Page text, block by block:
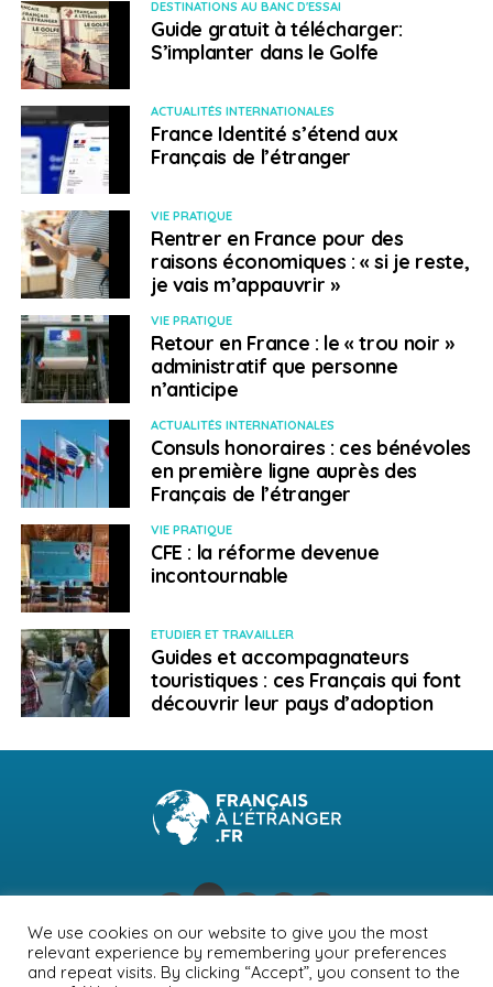
leBénin, le Togo, leGhanaet la Côte d’Ivoiresemblent
avoir, pour l’instant, tourné la page “Covid“. Au
Sénégal, la courbe décroit toujours et la campagne de
vaccination pour la troisième dose de vaccin ne
remporte aucun succès (au Sénégal un peu plus de 6%
de la population est entièrement vaccinée).
baisse enAlgérie , au Maroc et en
. Les
restrictions tombent peu à peu, les frontières rouvrent
et la vie reprend son cours.
LeCentre africain pour le Contrôle et la
Prévention des Maladiesmet régulièrement à
jour les informations disponibles concernant la
pandémie de coronavirus en Afrique,
et les publications du site “Our World in
Data“
, dirigées par l’Université d’Oxford et
rédigées par Max Roser (historien social et
économiste du développement) fournissent des
indications sur le taux de vaccination par
continent, puis par pays.
Amériques
Le taux d’incidence est stable au Canada et la
couverture vaccinale anti Covid étant très élevée, les
du masque dans de nombreux endroits publics n’est
plus obligatoire et les conditions de quarantaines pour
les voyageurs ou les personnes testées positives ont
les provinces, sont détaillées sur le site du
gouvernement Canadien
AuxÉtats-Unis, les indicateurs sont stables ou en très
DESTINATIONS AU BANC D'ESSAI
Guide gratuit à télécharger:
S’implanter dans le Golfe
ACTUALITÉS INTERNATIONALES
France Identité s’étend aux
Français de l’étranger
VIE PRATIQUE
Rentrer en France pour des
raisons économiques : « si je reste,
je vais m’appauvrir »
VIE PRATIQUE
Retour en France : le « trou noir »
administratif que personne
n’anticipe
ACTUALITÉS INTERNATIONALES
Consuls honoraires : ces bénévoles
en première ligne auprès des
Français de l’étranger
VIE PRATIQUE
CFE : la réforme devenue
incontournable
ETUDIER ET TRAVAILLER
Guides et accompagnateurs
touristiques : ces Français qui font
découvrir leur pays d’adoption
NEWSLETTER PUBLICITÉ CONTACTS MENTIONS LÉGALES
We use cookies on our website to give you the most
relevant experience by remembering your preferences
and repeat visits. By clicking “Accept”, you consent to the